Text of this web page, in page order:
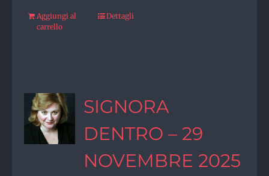
Aggiungi al
carrello
Dettagli
SIGNORA
DENTRO – 29
NOVEMBRE 2025